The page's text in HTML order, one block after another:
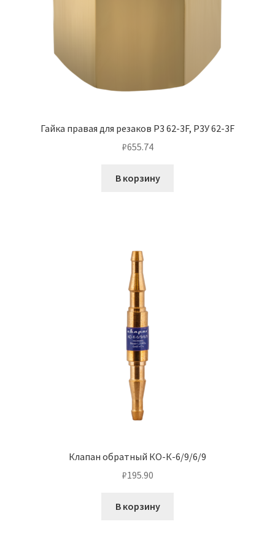
Гайка правая для резаков Р3 62-3F, Р3У 62-3F
₽655.74
В корзину
Клапан обратный КО-К-6/9/6/9
₽195.90
В корзину